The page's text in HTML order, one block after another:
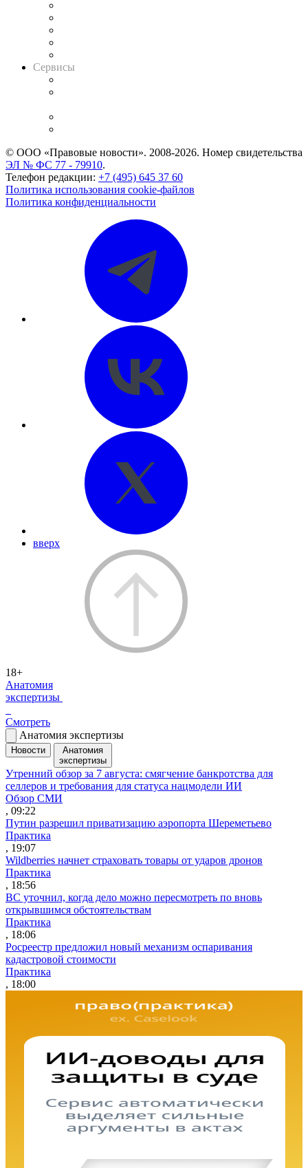
Сервисы
© ООО «Правовые новости». 2008-2026. Номер свидетельства
ЭЛ № ФС 77 - 79910.
Телефон редакции: +7 (495) 645 37 60
Политика использования cookie-файлов
Политика конфиденциальности
вверх
18+
Анатомия
экспертизы
Смотреть
Анатомия экспертизы
Новости
Анатомия
экспертизы
Утренний обзор за 7 августа: смягчение банкротства для
селлеров и требования для статуса нацмодели ИИ
Обзор СМИ
, 09:22
Путин разрешил приватизацию аэропорта Шереметьево
Практика
, 19:07
Wildberries начнет страховать товары от ударов дронов
Практика
, 18:56
ВС уточнил, когда дело можно пересмотреть по вновь
открывшимся обстоятельствам
Практика
, 18:06
Росреестр предложил новый механизм оспаривания
кадастровой стоимости
Практика
, 18:00